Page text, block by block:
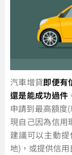
汽車增貸即便有
還是能成功過件
申請到最高額度
現自己因為信用
建議可以主動
地)，或提供信